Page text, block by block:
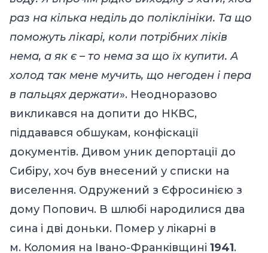
раз на кілька неділь до поліклініки. Та що
поможуть лікарі, коли потрібних ліків
нема, а як є – то нема за що їх купити. А
холод так мене мучить, що негоден і пера
в пальцях держати». Неодноразово
викликався на допити до НКВС,
піддавався обшукам, конфіскації
документів. Дивом уник депортації до
Сибіру, хоч був внесений у списки на
виселення. Одружений з Єфросинією з
дому Попович. В шлюбі народилися два
сина і дві доньки. Помер у лікарні в
м. Коломия на Івано-Франківщині 1941.